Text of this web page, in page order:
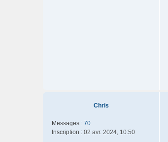
Chris
Messages : 70
Inscription : 02 avr. 2024, 10:50